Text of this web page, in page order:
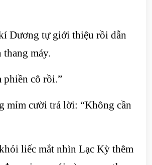
Dương tự giới thiệu rồi dẫn
máy.
phiền cô rồi.”
mỉm cười trả lời: “Không cần
liếc mắt nhìn Lạc Kỳ thêm